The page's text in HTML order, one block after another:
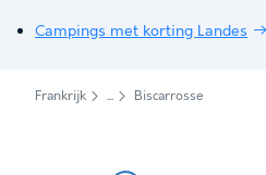
Campings met korting Landes
Frankrijk Biscarrosse